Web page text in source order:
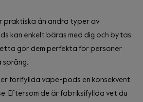
praktiska än andra typer av
kan enkelt bäras med dig och bytas
gör dem perfekta för personer
språng.
förifyllda vape-pods en konsekvent
Eftersom de är fabriksifyllda vet du